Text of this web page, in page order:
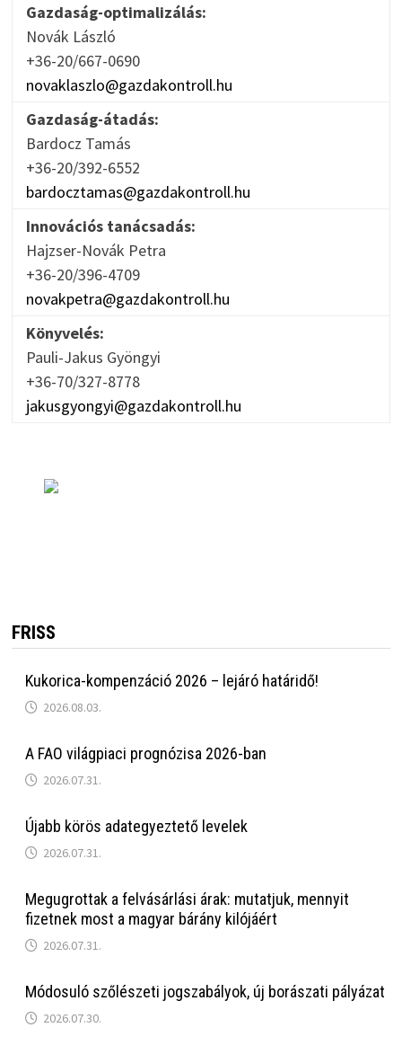
Gazdaság-optimalizálás:
Novák László
+36-20/667-0690
novaklaszlo@gazdakontroll.hu
Gazdaság-átadás:
Bardocz Tamás
+36-20/392-6552
bardocztamas@gazdakontroll.hu
Innovációs tanácsadás:
Hajzser-Novák Petra
+36-20/396-4709
novakpetra@gazdakontroll.hu
Könyvelés:
Pauli-Jakus Gyöngyi
+36-70/327-8778
jakusgyongyi@gazdakontroll.hu
FRISS
Kukorica-kompenzáció 2026 – lejáró határidő!
2026.08.03.
A FAO világpiaci prognózisa 2026-ban
2026.07.31.
Újabb körös adategyeztető levelek
2026.07.31.
Megugrottak a felvásárlási árak: mutatjuk, mennyit
fizetnek most a magyar bárány kilójáért
2026.07.31.
Módosuló szőlészeti jogszabályok, új borászati pályázat
2026.07.30.